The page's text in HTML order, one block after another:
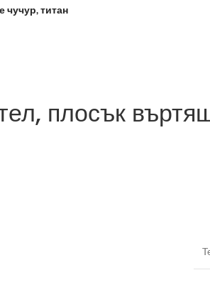
чучур, титан
плосък